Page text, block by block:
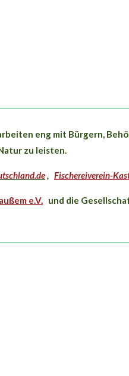
eng mit Bürgern,
zu leisten.
, Fischereiverein-
e.V. und die